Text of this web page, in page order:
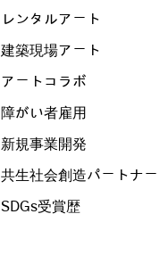
レンタルアート
建築現場アート
アートコラボ
障がい者雇用
新規事業開発
共生社会創造パートナー
SDGs受賞歴